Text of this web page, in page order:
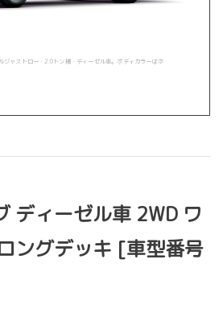
ャストロー・2.0トン積・ディーゼル車。ボディカラーはホ
ディーゼル車 2WD ワ
ングデッキ [車型番号